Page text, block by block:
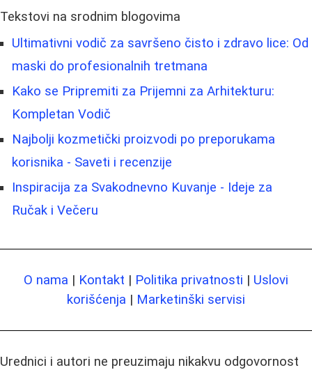
Tekstovi na srodnim blogovima
Ultimativni vodič za savršeno čisto i zdravo lice: Od
maski do profesionalnih tretmana
Kako se Pripremiti za Prijemni za Arhitekturu:
Kompletan Vodič
Najbolji kozmetički proizvodi po preporukama
korisnika - Saveti i recenzije
Inspiracija za Svakodnevno Kuvanje - Ideje za
Ručak i Večeru
O nama | Kontakt | Politika privatnosti | Uslovi
korišćenja | Marketinški servisi
Urednici i autori ne preuzimaju nikakvu odgovornost